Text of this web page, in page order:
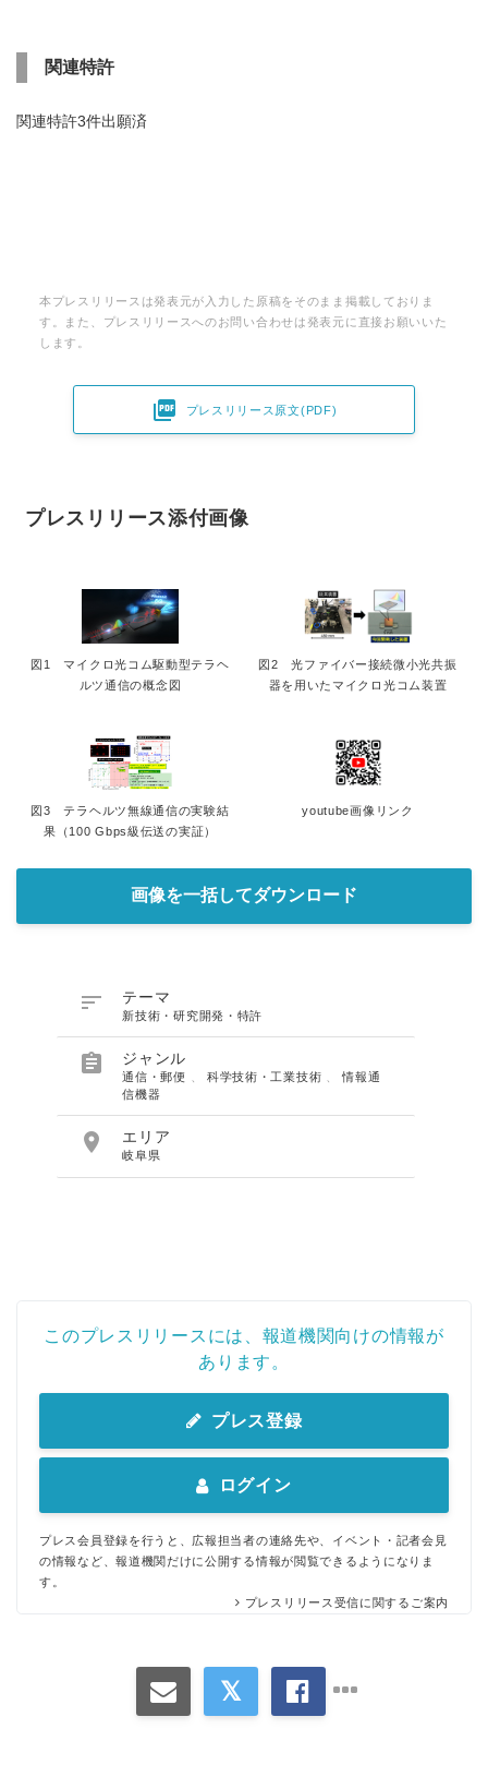
関連特許
関連特許3件出願済
本プレスリリースは発表元が入力した原稿をそのまま掲載しておりま
す。また、プレスリリースへのお問い合わせは発表元に直接お願いいた
します。
 プレスリリース原文(PDF)
プレスリリース添付画像
図1 マイクロ光コム駆動型テラヘ
ルツ通信の概念図
図2 光ファイバー接続微小光共振
器を用いたマイクロ光コム装置
図3 テラヘルツ無線通信の実験結
果（100 Gbps級伝送の実証）
youtube画像リンク
画像を一括してダウンロード
 テーマ
新技術・研究開発・特許
 ジャンル
通信・郵便 科学技術・工業技術 、情報通
信機器
 エリア
岐阜県
このプレスリリースには、報道機関向けの情報が
あります。
プレス登録
ログイン
プレス会員登録を行うと、広報担当者の連絡先や、イベント・記者会見
の情報など、報道機関だけに公開する情報が閲覧できるようになりま
す。
プレスリリース受信に関するご案内